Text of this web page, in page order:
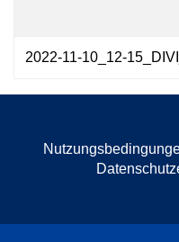
2022-11-10_12-